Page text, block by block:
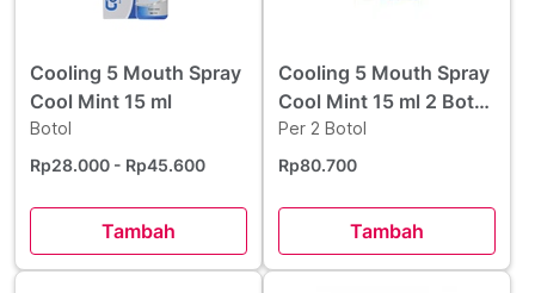
Cooling 5 Mouth Spray
Cool Mint 15 ml
Botol
Rp28.000 - Rp45.600
Tambah
Cooling 5 Mouth Spray
Cool Mint 15 ml 2 Botol
- Hemat Borongan
Per 2 Botol
Rp80.700
Tambah